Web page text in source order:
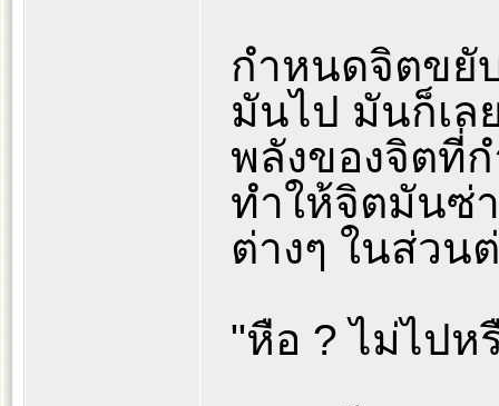
กำหนดจิตขยั
มันไป มันก็เล
พลังของจิตที่
ทำให้จิตมันซ่
ต่างๆ ในส่วน
"หือ ? ไม่ไปห